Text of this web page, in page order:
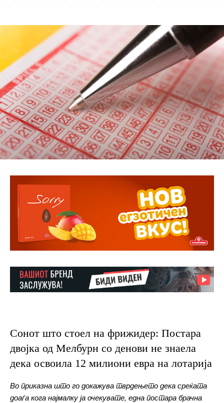
Сонот што стоел на фрижидер: Постара
двојка од Мелбурн со денови не знаела
дека освоила 12 милиони евра на лотарија
Во приказна што го докажува тврдењето дека среќата
доаѓа кога најмалку ја очекувате, една постара брачна